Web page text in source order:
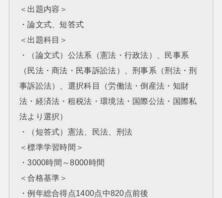
＜出題内容＞
・論文式、短答式
＜出題科目＞
・（論文式）公法系（憲法・行政法）、民事系
（民法・商法・民事訴訟法）、刑事系（刑法・刑
事訴訟法）、選択科目（労働法・倒産法・知財
法・経済法・租税法・環境法・国際公法・国際私
法より選択）
・（短答式）憲法、民法、刑法
＜標準学習時間＞
・3000時間～8000時間
＜合格基準＞
・例年総合得点1400点中820点前後